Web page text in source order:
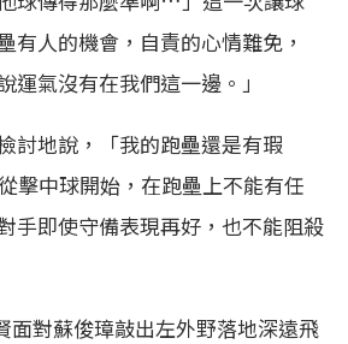
有人的機會，自責的心情難免，
運氣沒有在我們這一邊。」
討地說，「我的跑壘還是有瑕
擊中球開始，在跑壘上不能有任
手即使守備表現再好，也不能阻殺
面對蘇俊璋敲出左外野落地深遠飛